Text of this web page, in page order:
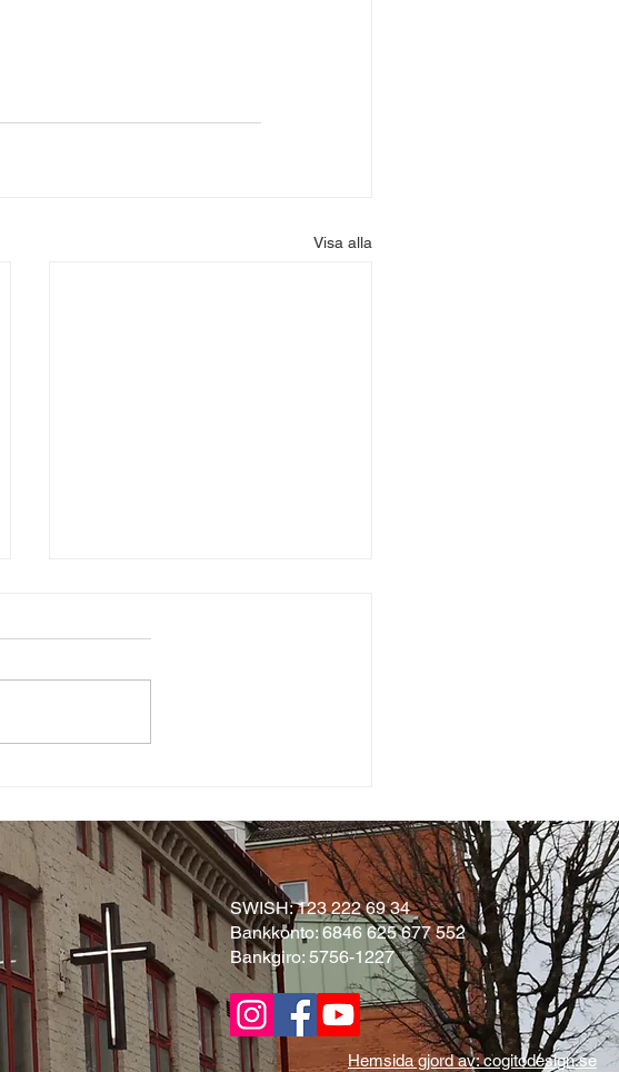
Visa alla
SWISH: 123 222 69 34
Bankkonto: 6846 625 677 552
Bankgiro: 5756-1227
Hemsida gjord av: cogitodesign.se